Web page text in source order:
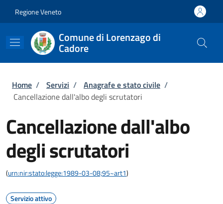
Regione Veneto
Comune di Lorenzago di
Cadore
Briciole di pane
Home / Servizi / Anagrafe e stato civile /
Cancellazione dall'albo degli scrutatori
Cancellazione dall'albo
degli scrutatori
(urn:nir:stato:legge:1989-03-08;95~art1)
Servizio attivo